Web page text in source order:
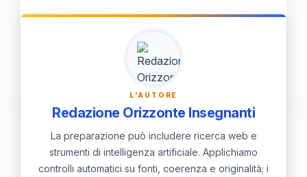
a undialogo costruttivotra cittadini e
governo, contribuendo a una governance
aperta e responsabile.
L'AUTORE
Redazione Orizzonte Insegnanti
La preparazione può includere ricerca web e
strumenti di intelligenza artificiale. Applichiamo
controlli automatici su fonti, coerenza e originalità; i